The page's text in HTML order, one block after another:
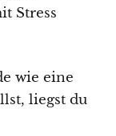
Stress
wie eine
liegst du